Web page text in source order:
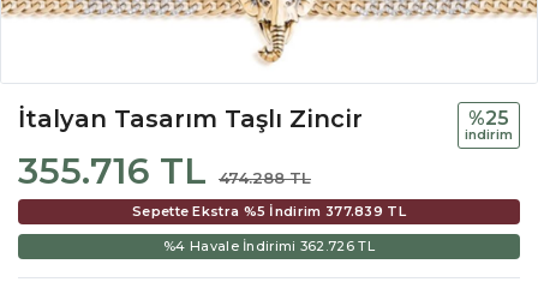
İtalyan Tasarım Taşlı Zincir
355.716 TL 474.288 TL
%25
i̇ndi̇ri̇m
Sepette Ekstra %5 İndirim 377.839 TL
%4 Havale İndirimi 362.726 TL